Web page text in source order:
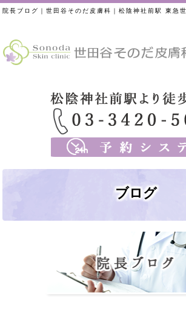
院長ブログ｜世田谷そのだ皮膚科｜松陰神社前駅 東急
ブログ